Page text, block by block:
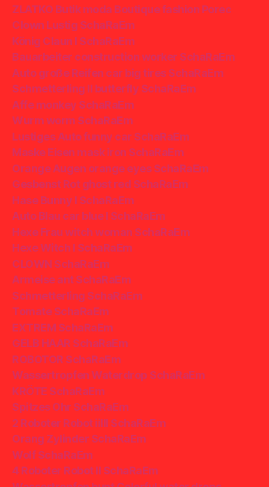
ZLATKO Butik moda Boutique fashion Porec
Clown Lustig SchaRaEm
König Claun I SchaRaEm
Bauarbeiter construction worker SchaRaEm
Auto große Reifen car big tires SchaRaEm
Schmetterling II butterfly SchaRaEm
Affe monkey SchaRaEm
Wurm worm SchaRaEm
Lustiges Auto funny car SchaRaEm
Maske Eisen mask iron SchaRaEm
Orange Augen orange eyes SchaRaEm
Gesbenst Rot ghost red SchaRaEm
Hase Bunny I SchaRaEm
Auto Blau car blue I SchaRaEm
Hexe Frau witch woman SchaRaEm
Hexe Witch I SchaRaEm
CLOWN SchaRaEm
Armeise ant SchaRaEm
Schmetterling SchaRaEm
Tomate SchaRaEm
EXTREM SchaRaEm
GELB HAAR SchaRaEm
ROBOTOR SchaRaEm
Wassertropfen Waterdrop SchaRaEm
KRÖTE SchaRaEm
Spitzes Ohr SchaRaEm
2 Roboter Robot iiIII SchaRaEm
Orang Zylinder SchaRaEm
Wolf SchaRaEm
4 Roboter Robot II SchaRaEm